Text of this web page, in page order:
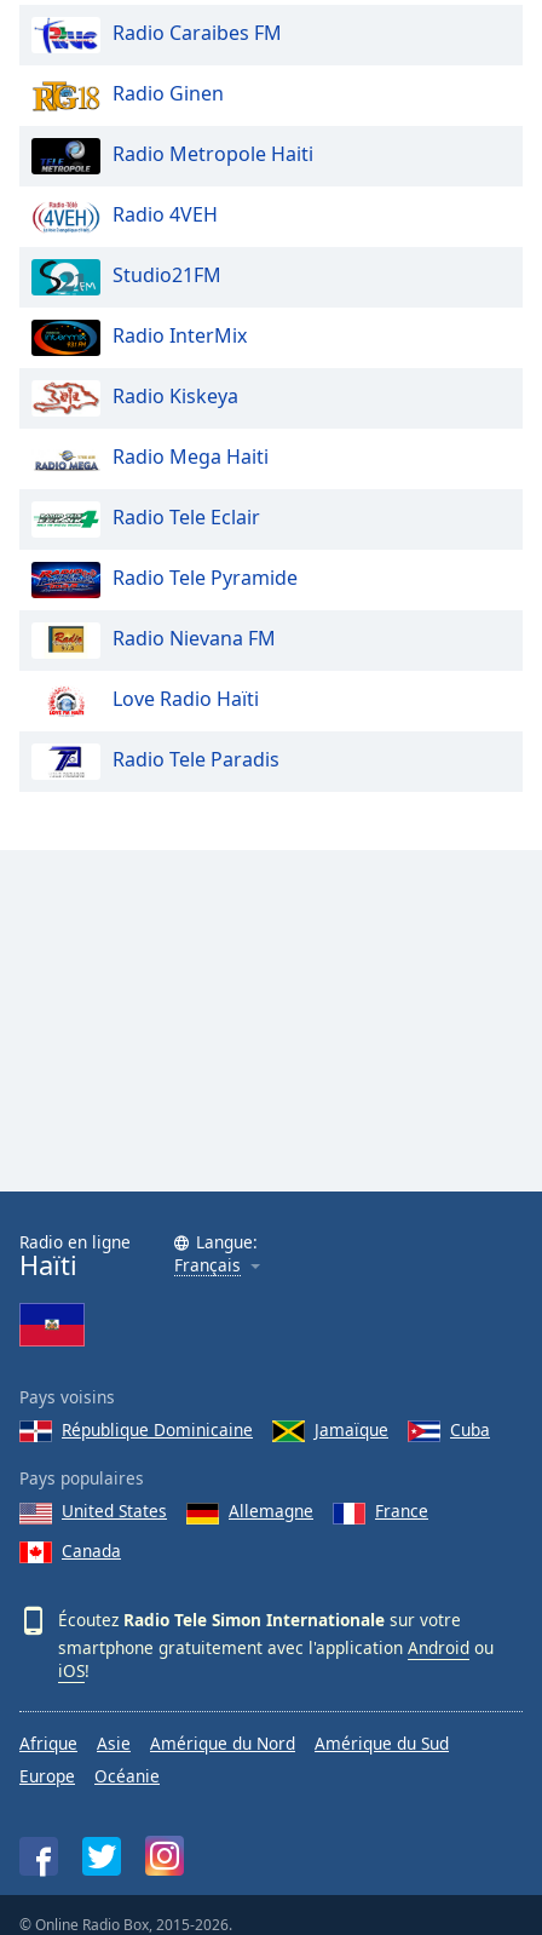
Radio Caraibes FM
Radio Ginen
Radio Metropole Haiti
Radio 4VEH
Studio21FM
Radio InterMix
Radio Kiskeya
Radio Mega Haiti
Radio Tele Eclair
Radio Tele Pyramide
Radio Nievana FM
Love Radio Haïti
Radio Tele Paradis
Radio en ligne
Haïti
Langue:
Français
Pays voisins
République Dominicaine
Jamaïque Cuba
Pays populaires
United States
Allemagne
France
Canada
Écoutez Radio Tele Simon Internationale sur votre
smartphone gratuitement avec l'application Android ou
iOS!
Afrique Asie Amérique du Nord
Amérique du Sud
Europe
Océanie
© Online Radio Box, 2015-2026.